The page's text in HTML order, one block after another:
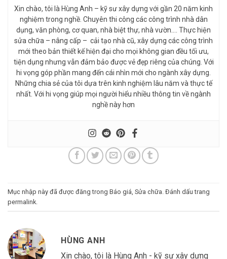
Xin chào, tôi là Hùng Anh – kỹ sư xây dựng với gần 20 năm kinh
nghiệm trong nghề. Chuyên thi công các công trình nhà dân
dụng, văn phòng, cơ quan, nhà biệt thự, nhà vườn…. Thực hiện
sửa chữa – nâng cấp – cải tạo nhà cũ, xây dựng các công trình
mới theo bản thiết kế hiện đại cho mọi không gian đều tối ưu,
tiện dụng nhưng vẫn đảm bảo được vẻ đẹp riêng của chúng. Với
hi vọng góp phần mang đến cái nhìn mới cho ngành xây dựng.
Những chia sẻ của tôi dựa trên kinh nghiệm lâu năm và thực tế
nhất. Với hi vọng giúp mọi người hiểu nhiều thông tin về ngành
nghề này hơn
Mục nhập này đã được đăng trong Báo giá Sửa chữa . Đánh dấu trang
permalink
HÙNG ANH
Xin chào, tôi là Hùng Anh - kỹ sư xây dựng